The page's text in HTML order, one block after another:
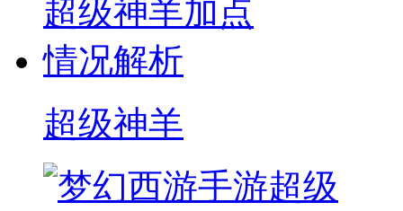
超级神羊